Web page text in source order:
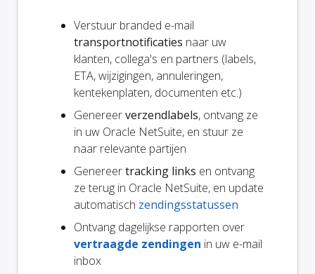
Verstuur branded e-mail
transportnotificaties naar uw
klanten, collega's en partners (labels,
ETA, wijzigingen, annuleringen,
kentekenplaten, documenten etc.)
Genereerverzendlabels, ontvang ze
in uw Oracle NetSuite, en stuur ze
naar relevante partijen
Genereertracking links en ontvang
ze terug in Oracle NetSuite, en update
automatisch zendingsstatussen
Ontvang dagelijkse rapporten over
vertraagde zendingen in uw e-mail
inbox